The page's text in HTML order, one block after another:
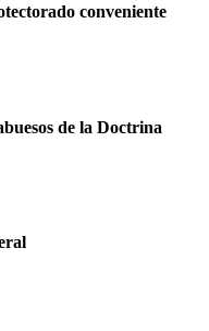
conveniente
de la Doctrina